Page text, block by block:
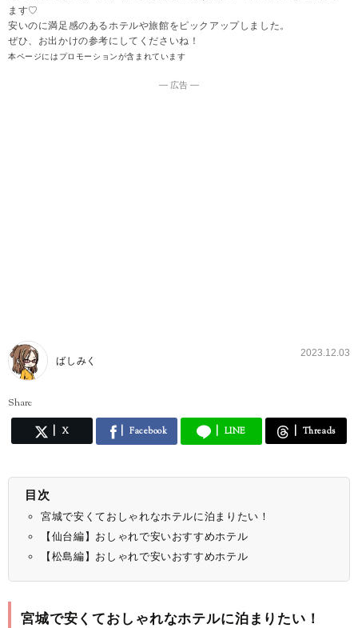
ます♡
安いのに満足感のあるホテルや旅館をピックアップしました。
ぜひ、お出かけの参考にしてくださいね！
本ページにはプロモーションが含まれています
― 広告 ―
ばしみく
2023.12.03
Share
X Facebook LINE Threads
目次
宮城で安くておしゃれなホテルに泊まりたい！
【仙台編】おしゃれで安いおすすめホテル
【松島編】おしゃれで安いおすすめホテル
宮城で安くておしゃれなホテルに泊まりたい！